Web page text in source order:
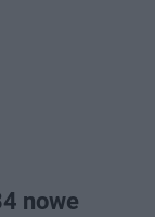
nowe